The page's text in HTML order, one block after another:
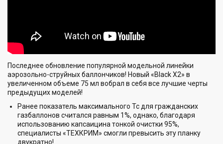
Последнее обновление популярной модельной линейки
аэрозольно-струйных баллончиков! Новый «Black Х2» в
увеличенном объеме 75 мл вобрал в себя все лучшие черты
предыдущих моделей!
Ранее показатель максимального Тс для гражданских
газбаллонов считался равным 1%, однако, благодаря
использованию капсаицина тонкой очистки 95%,
специалисты «ТЕХКРИМ» смогли превысить эту планку
двукратно!